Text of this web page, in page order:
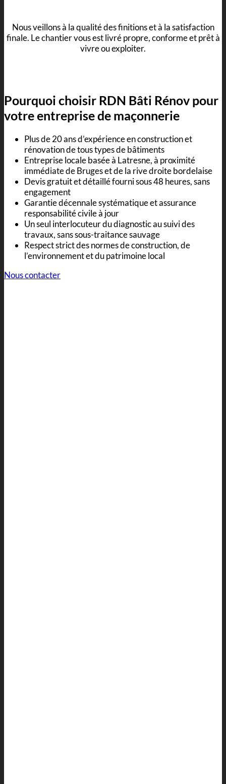
Nous veillons à la qualité des finitions et à la satisfaction
finale. Le chantier vous est livré propre, conforme et prêt à
vivre ou exploiter.
Pourquoi choisir RDN Bâti Rénov pour
votre entreprise de maçonnerie
Plus de 20 ans d’expérience en construction et
rénovation de tous types de bâtiments
Entreprise locale basée à Latresne, à proximité
immédiate de Bruges et de la rive droite bordelaise
Devis gratuit et détaillé fourni sous 48 heures, sans
engagement
Garantie décennale systématique et assurance
responsabilité civile à jour
Un seul interlocuteur du diagnostic au suivi des
travaux, sans sous-traitance sauvage
Respect strict des normes de construction, de
l’environnement et du patrimoine local
Nous contacter